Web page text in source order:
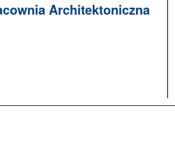
Architektoniczna